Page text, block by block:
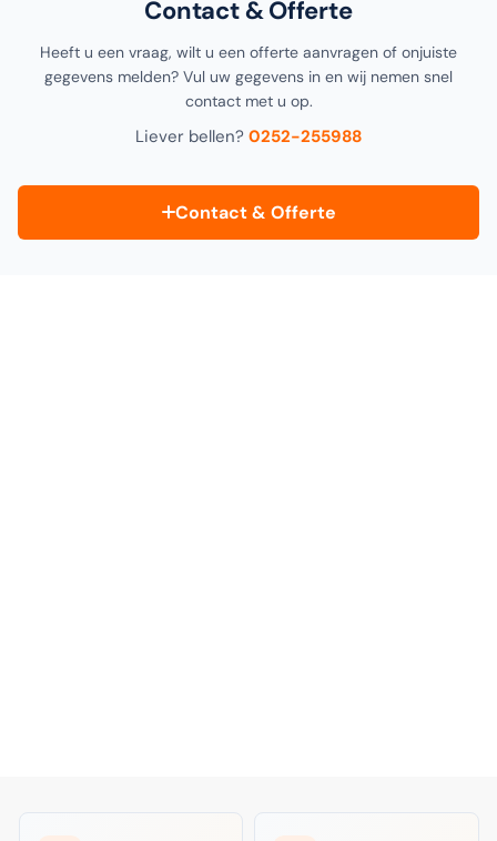
Contact & Offerte
Heeft u een vraag, wilt u een offerte aanvragen of onjuiste
gegevens melden? Vul uw gegevens in en wij nemen snel
contact met u op.
Liever bellen? 0252-255988
Contact & Offerte